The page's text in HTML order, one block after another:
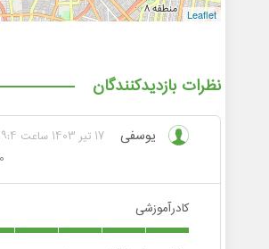
Leaflet
نظرات بازدیدکنندگان
یوسفی
17 تیر 1403 ساعت 19:4
0
کادرآموزشی